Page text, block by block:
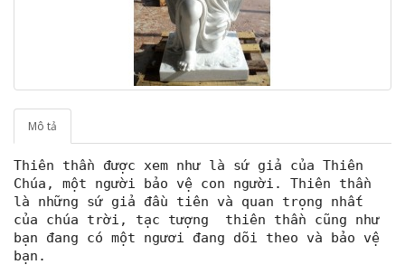
Mô tả
Thiên thần được xem như là sứ giả của Thiên
Chúa, một người bảo vệ con người. Thiên thần
là những sứ giả đầu tiên và quan trọng nhất
của chúa trời, tạc tượng  thiên thần cũng như
bạn đang có một ngươi đang dõi theo và bảo vệ
bạn.